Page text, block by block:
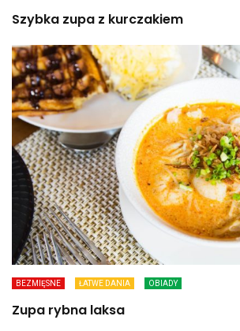
Szybka zupa z kurczakiem
BEZMIĘSNE ŁATWE DANIA OBIADY
Zupa rybna laksa